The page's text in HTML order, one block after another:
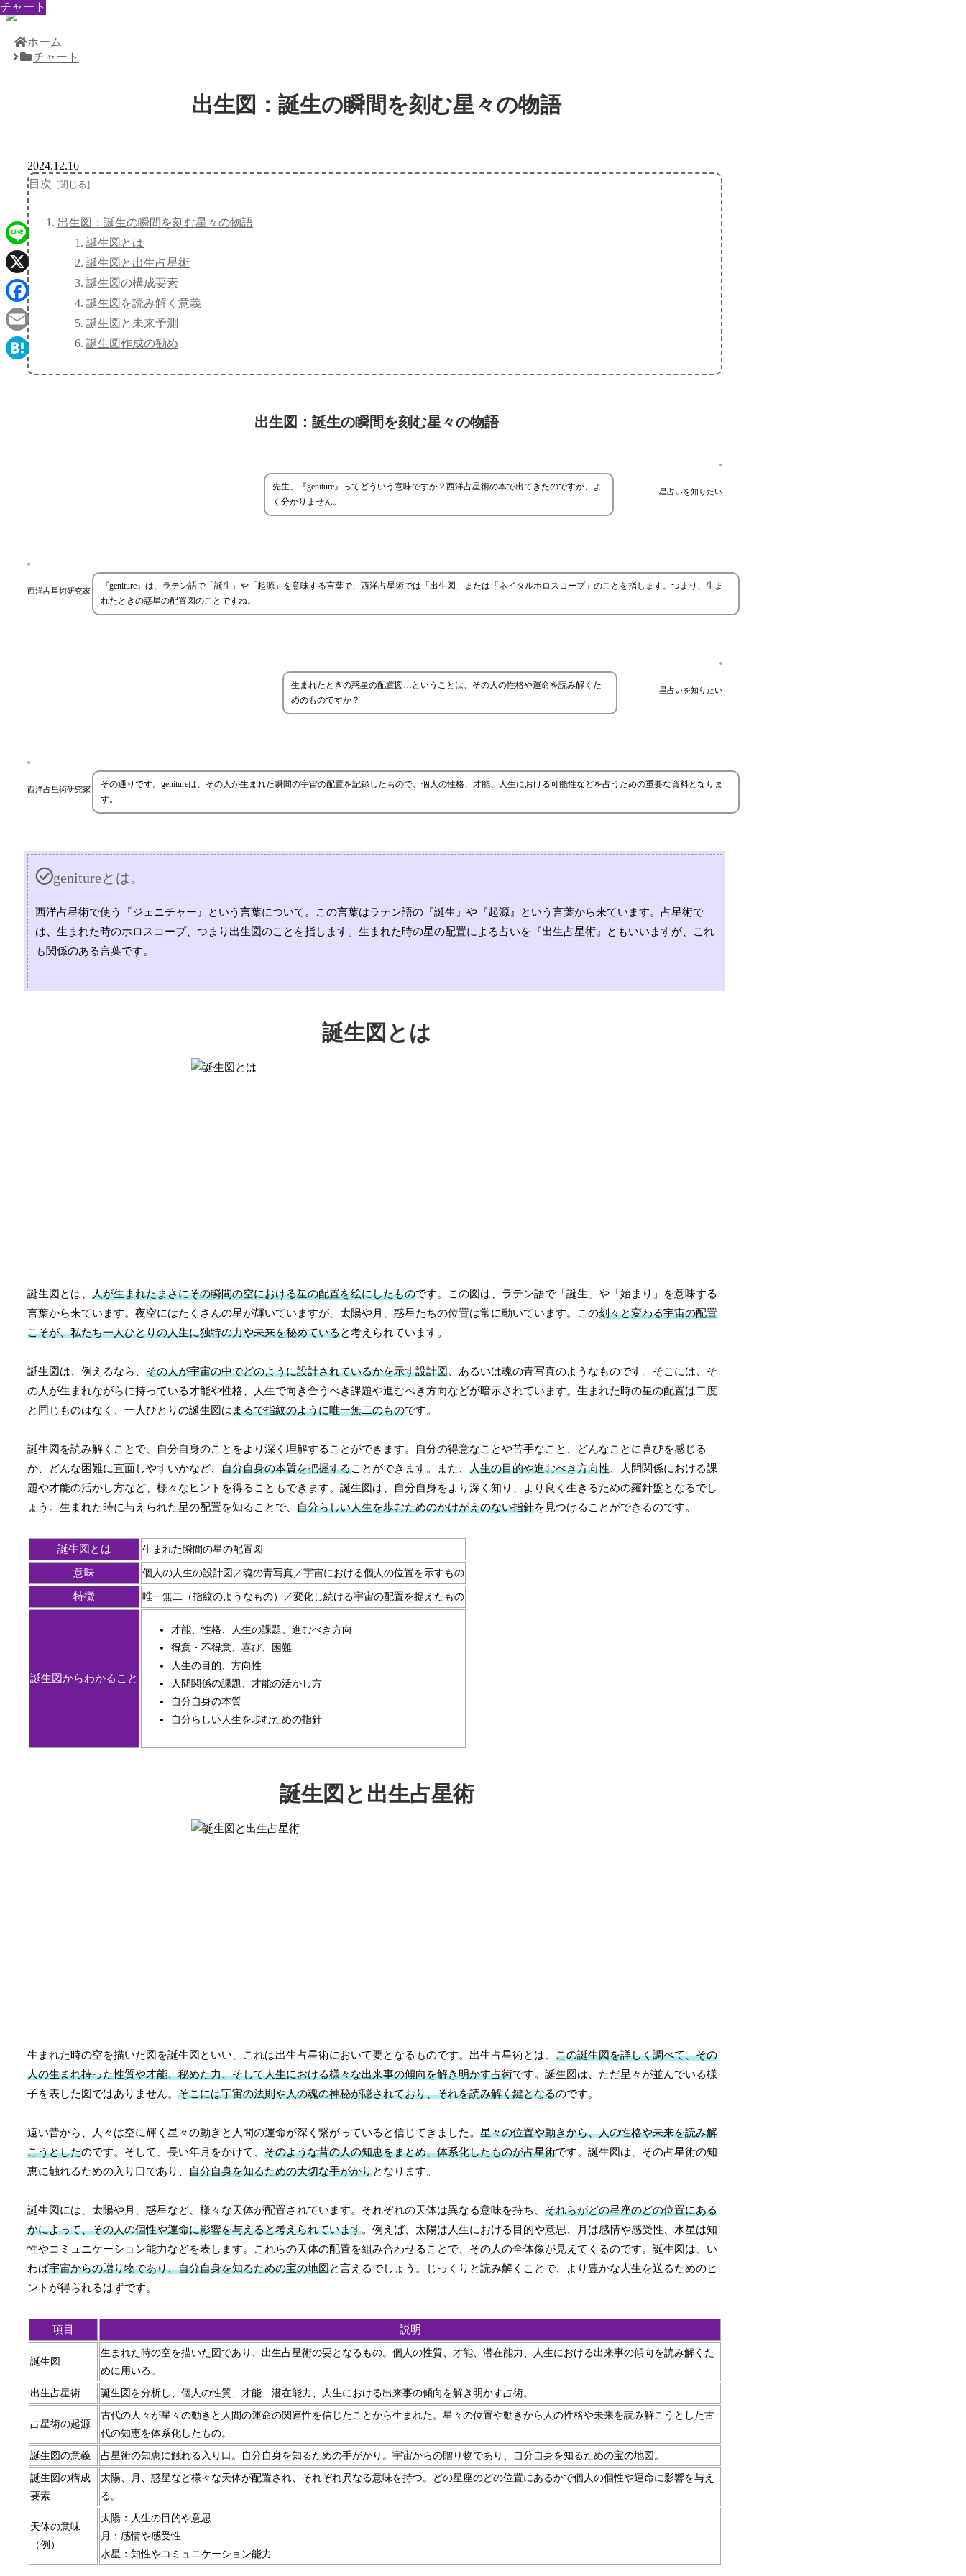
ホーム
チャート
出生図：誕生の瞬間を刻む星々の物語
チャート
2024.12.16
目次
出生図：誕生の瞬間を刻む星々の物語
誕生図とは
誕生図と出生占星術
誕生図の構成要素
誕生図を読み解く意義
誕生図と未来予測
誕生図作成の勧め
出生図：誕生の瞬間を刻む星々の物語
星占いを知りたい
先生、『geniture』ってどういう意味ですか？西洋占星術の本で出てきたのですが、よ
く分かりません。
西洋占星術研究家
『geniture』は、ラテン語で「誕生」や「起源」を意味する言葉で、西洋占星術では「出生図」または「ネイタルホロスコープ」のことを指します。つまり、生ま
れたときの惑星の配置図のことですね。
星占いを知りたい
生まれたときの惑星の配置図…ということは、その人の性格や運命を読み解くた
めのものですか？
西洋占星術研究家
その通りです。genitureは、その人が生まれた瞬間の宇宙の配置を記録したもので、個人の性格、才能、人生における可能性などを占うための重要な資料となりま
す。
genitureとは。
西洋占星術で使う『ジェニチャー』という言葉について。この言葉はラテン語の『誕生』や『起源』という言葉から来ています。占星術で
は、生まれた時のホロスコープ、つまり出生図のことを指します。生まれた時の星の配置による占いを『出生占星術』ともいいますが、これ
も関係のある言葉です。
誕生図とは
誕生図とは、 人が生まれたまさにその瞬間の空における星の配置を絵にしたものです。この図は、ラテン語で「誕生」や「始まり」を意味する
言葉から来ています。夜空にはたくさんの星が輝いていますが、太陽や月、惑星たちの位置は常に動いています。この刻々と変わる宇宙の配置
こそが、私たち一人ひとりの人生に独特の力や未来を秘めていると考えられています。
誕生図は、例えるなら、 その人が宇宙の中でどのように設計されているかを示す設計図 、あるいは魂の青写真のようなものです。そこには、そ
の人が生まれながらに持っている才能や性格、人生で向き合うべき課題や進むべき方向などが暗示されています。生まれた時の星の配置は二度
と同じものはなく、一人ひとりの誕生図はまるで指紋のように唯一無二のものです。
誕生図を読み解くことで、自分自身のことをより深く理解することができます。自分の得意なことや苦手なこと、どんなことに喜びを感じる
か、どんな困難に直面しやすいかなど、 自分自身の本質を把握することができます。また、 人生の目的や進むべき方向性 、人間関係における課
題や才能の活かし方など、様々なヒントを得ることもできます。誕生図は、自分自身をより深く知り、より良く生きるための羅針盤となるでし
ょう。生まれた時に与えられた星の配置を知ることで、 自分らしい人生を歩むためのかけがえのない指針を見つけることができるのです。
誕生図とは 生まれた瞬間の星の配置図
意味 個人の人生の設計図／魂の青写真／宇宙における個人の位置を示すもの
特徴 唯一無二（指紋のようなもの）／変化し続ける宇宙の配置を捉えたもの
誕生図からわかること
才能、性格、人生の課題、進むべき方向
得意・不得意、喜び、困難
人生の目的、方向性
人間関係の課題、才能の活かし方
自分自身の本質
自分らしい人生を歩むための指針
誕生図と出生占星術
生まれた時の空を描いた図を誕生図といい、これは出生占星術において要となるものです。出生占星術とは、 この誕生図を詳しく調べて、その
人の生まれ持った性質や才能、秘めた力、そして人生における様々な出来事の傾向を解き明かす占術です。誕生図は、ただ星々が並んでいる様
子を表した図ではありません。 そこには宇宙の法則や人の魂の神秘が隠されており、それを読み解く鍵となるのです。
遠い昔から、人々は空に輝く星々の動きと人間の運命が深く繋がっていると信じてきました。 星々の位置や動きから、人の性格や未来を読み解
こうとしたのです。そして、長い年月をかけて、 そのような昔の人の知恵をまとめ、体系化したものが占星術です。誕生図は、その占星術の知
恵に触れるための入り口であり、 自分自身を知るための大切な手がかりとなります。
誕生図には、太陽や月、惑星など、様々な天体が配置されています。それぞれの天体は異なる意味を持ち、 それらがどの星座のどの位置にある
かによって、その人の個性や運命に影響を与えると考えられています。例えば、太陽は人生における目的や意思、月は感情や感受性、水星は知
性やコミュニケーション能力などを表します。これらの天体の配置を組み合わせることで、その人の全体像が見えてくるのです。誕生図は、い
わば宇宙からの贈り物であり、自分自身を知るための宝の地図と言えるでしょう。じっくりと読み解くことで、より豊かな人生を送るためのヒ
ントが得られるはずです。
項目 説明
誕生図
生まれた時の空を描いた図であり、出生占星術の要となるもの。個人の性質、才能、潜在能力、人生における出来事の傾向を読み解くた
めに用いる。
出生占星術 誕生図を分析し、個人の性質、才能、潜在能力、人生における出来事の傾向を解き明かす占術。
占星術の起源
古代の人々が星々の動きと人間の運命の関連性を信じたことから生まれた。星々の位置や動きから人の性格や未来を読み解こうとした古
代の知恵を体系化したもの。
誕生図の意義 占星術の知恵に触れる入り口。自分自身を知るための手がかり。宇宙からの贈り物であり、自分自身を知るための宝の地図。
誕生図の構成
要素
太陽、月、惑星など様々な天体が配置され、それぞれ異なる意味を持つ。どの星座のどの位置にあるかで個人の個性や運命に影響を与え
る。
天体の意味
（例）
太陽：人生の目的や意思
月：感情や感受性
水星：知性やコミュニケーション能力
チャート
チャート
チャート
チャート
チャート
チャート
チャート
チャート
Line
X
Facebook
Email
Hatena